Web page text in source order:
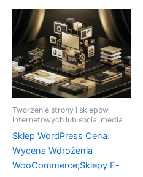
Tworzenie strony i sklepów
internetowych lub social media
Sklep WordPress Cena:
Wycena Wdrożenia
WooCommerce;Sklepy E-